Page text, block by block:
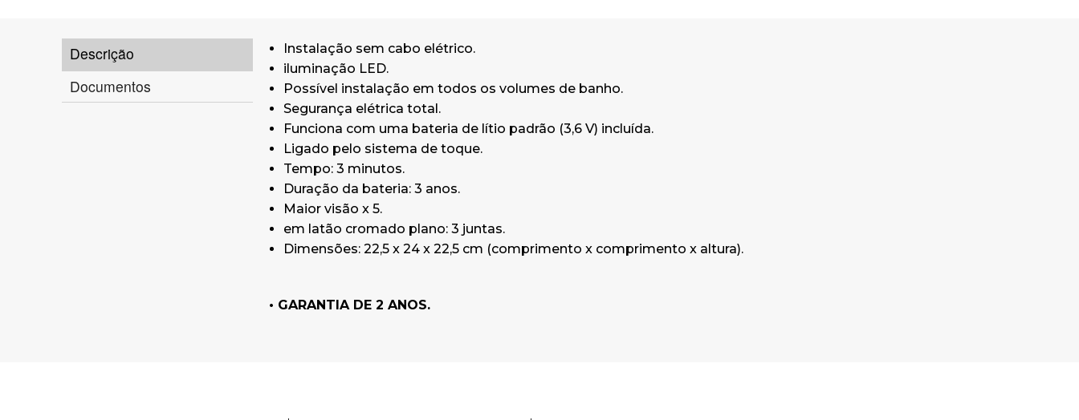
Descrição
Documentos
Instalação sem cabo elétrico.
iluminação LED.
Possível instalação em todos os volumes de banho.
Segurança elétrica total.
Funciona com uma bateria de lítio padrão (3,6 V) incluída.
Ligado pelo sistema de toque.
Tempo: 3 minutos.
Duração da bateria: 3 anos.
Maior visão x 5.
em latão cromado plano: 3 juntas.
Dimensões: 22,5 x 24 x 22,5 cm (comprimento x comprimento x altura).
• GARANTIA DE 2 ANOS.